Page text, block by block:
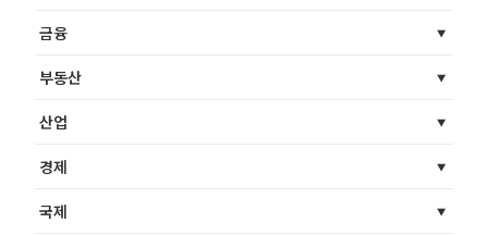
금융
부동산
산업
경제
국제